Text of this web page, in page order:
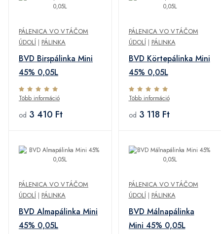
PÁLENICA VO VTÁČOM
ÚDOLÍ | PÁLINKA
BVD Birspálinka Mini
45% 0,05L
Több információ
od 3 410 Ft
PÁLENICA VO VTÁČOM
ÚDOLÍ| PÁLINKA
BVD Körtepálinka Mini
45% 0,05L
Több információ
od 3 118 Ft
PÁLENICA VO VTÁČOM
ÚDOLÍ | PÁLINKA
BVD Almapálinka Mini
45% 0,05L
PÁLENICA VO VTÁČOM
ÚDOLÍ| PÁLINKA
BVD Málnapálinka
Mini 45% 0,05L